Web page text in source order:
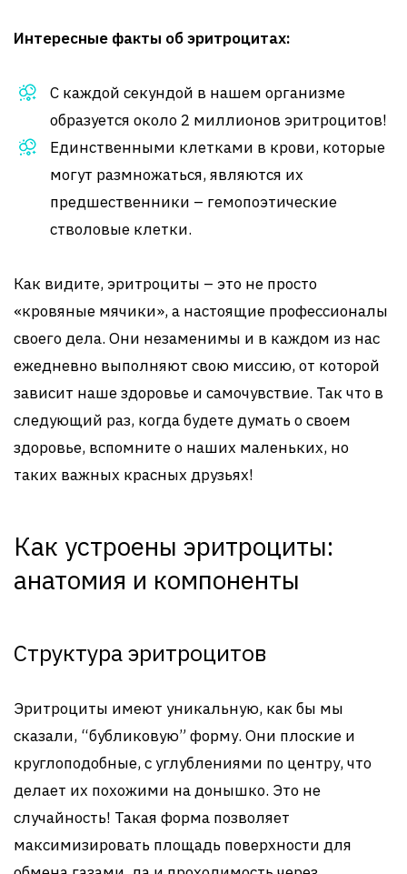
Интересные факты об эритроцитах:
С каждой секундой в нашем организме
образуется около 2 миллионов эритроцитов!
Единственными клетками в крови, которые
могут размножаться, являются их
предшественники – гемопоэтические
стволовые клетки.
Как видите, эритроциты – это не просто
«кровяные мячики», а настоящие профессионалы
своего дела. Они незаменимы и в каждом из нас
ежедневно выполняют свою миссию, от которой
зависит наше здоровье и самочувствие. Так что в
следующий раз, когда будете думать о своем
здоровье, вспомните о наших маленьких, но
таких важных красных друзьях!
Как устроены эритроциты:
анатомия и компоненты
Структура эритроцитов
Эритроциты имеют уникальную, как бы мы
сказали, “бубликовую” форму. Они плоские и
круглоподобные, с углублениями по центру, что
делает их похожими на донышко. Это не
случайность! Такая форма позволяет
максимизировать площадь поверхности для